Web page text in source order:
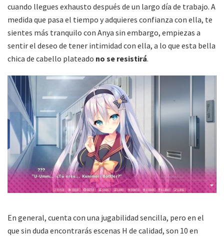
cuando llegues exhausto después de un largo día de trabajo. A
medida que pasa el tiempo y adquieres confianza con ella, te
sientes más tranquilo con Anya sin embargo, empiezas a
sentir el deseo de tener intimidad con ella, a lo que esta bella
chica de cabello plateado no se resistirá.
En general, cuenta con una jugabilidad sencilla, pero en el
que sin duda encontrarás escenas H de calidad, son 10 en